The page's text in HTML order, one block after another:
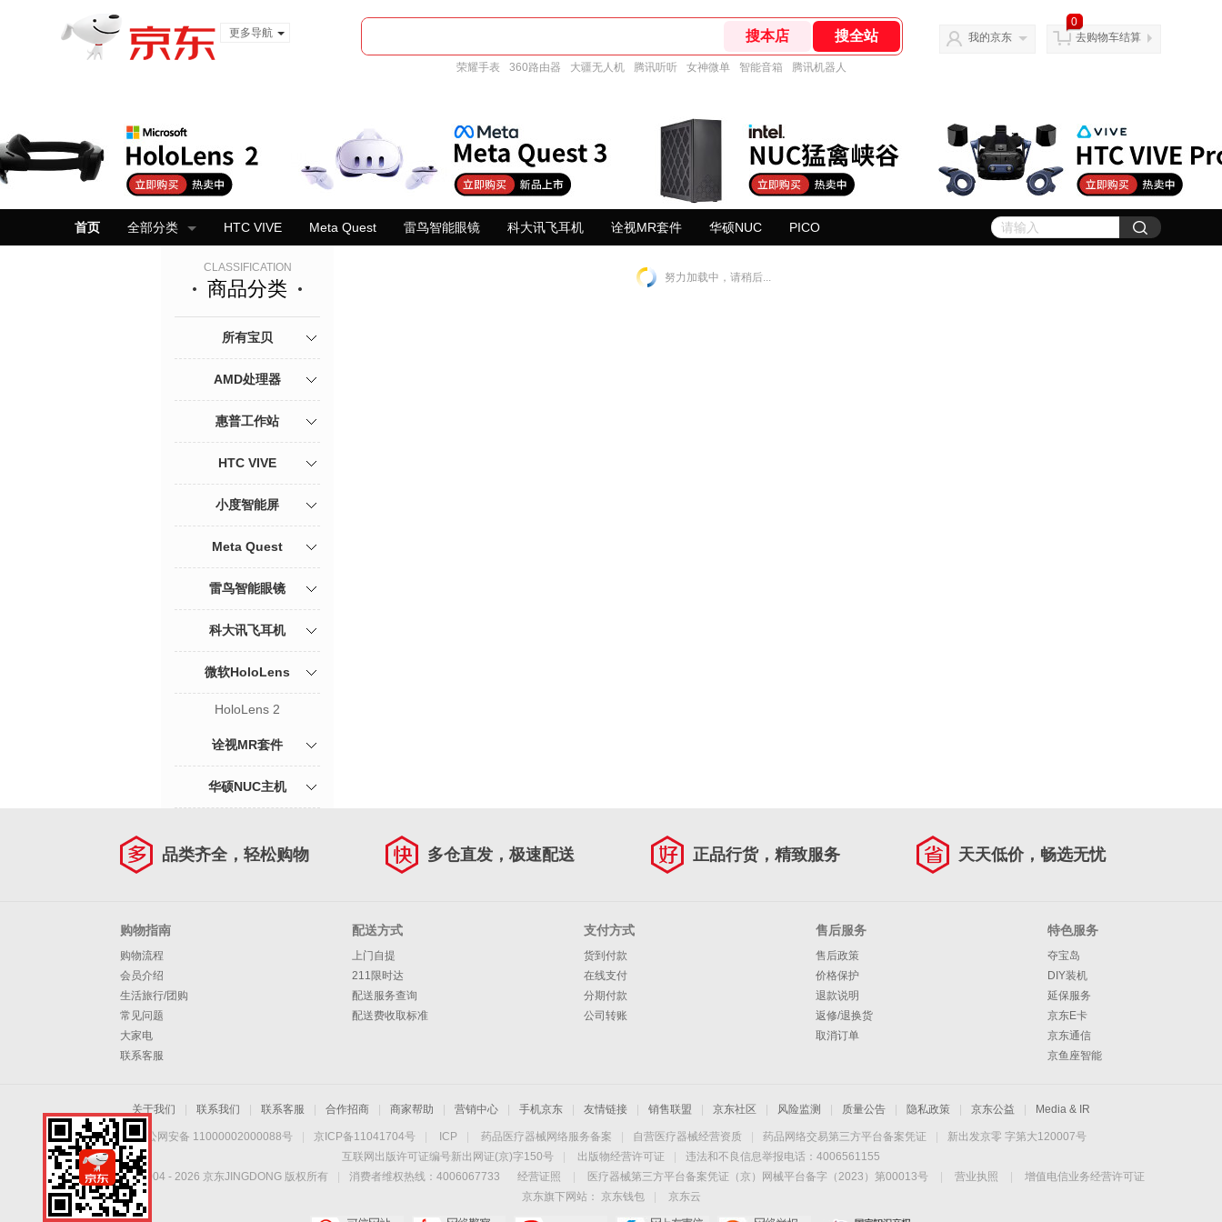
更多导航
荣耀手表 360路由器 大疆无人机 腾讯听听 女神微单 智能音箱 腾讯机器人
我的京东
0
去购物车结算
首页 全部分类 HTC VIVE Meta Quest 雷鸟智能眼镜 科大讯飞耳机 诠视MR套件 华硕NUC PICO
CLASSIFICATION
商品分类
所有宝贝
AMD处理器
惠普工作站
HTC VIVE
小度智能屏
Meta Quest
雷鸟智能眼镜
科大讯飞耳机
微软HoloLens
HoloLens 2
诠视MR套件
华硕NUC主机
努力加载中，请稍后...
品类齐全，轻松购物 多仓直发，极速配送 正品行货，精致服务 天天低价，畅选无忧
购物指南
购物流程
会员介绍
生活旅行/团购
常见问题
大家电
联系客服
配送方式
上门自提
211限时达
配送服务查询
配送费收取标准
支付方式
货到付款
在线支付
分期付款
公司转账
售后服务
售后政策
价格保护
退款说明
返修/退换货
取消订单
特色服务
夺宝岛
DIY装机
延保服务
京东E卡
京东通信
京鱼座智能
关于我们 联系我们 联系客服 合作招商 商家帮助 营销中心 手机京东 友情链接 销售联盟 京东社区 风险监测 质量公告 隐私政策 京东公益 Media & IR
京公网安备 11000002000088号 京ICP备11041704号 ICP 药品医疗器械网络服务备案 自营医疗器械经营资质 药品网络交易第三方平台备案凭证
新出发京零 字第大120007号
互联网出版许可证编号新出网证(京)字150号
出版物经营许可证
违法和不良信息举报电话：4006561155
Copyright © 2004 - 2026 京东JINGDONG 版权所有 消费者维权热线：4006067733 经营证照 医疗器械第三方平台备案凭证（京）网械平台备字（2023）第00013号 营业执照
增值电信业务经营许可证
京东旗下网站：
京东钱包
京东云
手机扫一扫，劲爆优